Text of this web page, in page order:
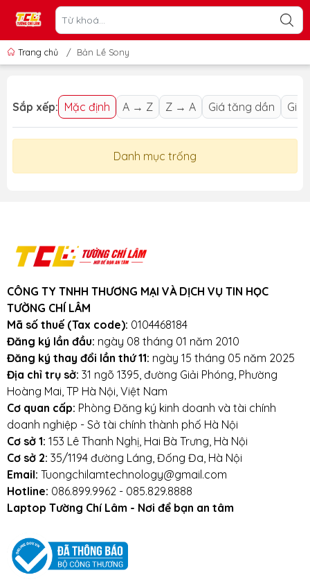
Trang chủ / Bản Lề Sony
Sắp xếp: Mặc định A → Z Z → A Giá tăng dần Giá
Danh mục trống
CÔNG TY TNHH THƯƠNG MẠI VÀ DỊCH VỤ TIN HỌC
TƯỜNG CHÍ LÂM
Mã số thuế (Tax code): 0104468184
Đăng ký lần đầu: ngày 08 tháng 01 năm 2010
Đăng ký thay đổi lần thứ 11: ngày 15 tháng 05 năm 2025
Địa chỉ trụ sở: 31 ngõ 1395, đường Giải Phóng, Phường
Hoàng Mai, TP Hà Nội, Việt Nam
Cơ quan cấp: Phòng Đăng ký kinh doanh và tài chính
doanh nghiệp - Sở tài chính thành phố Hà Nội
Cơ sở 1: 153 Lê Thanh Nghị, Hai Bà Trưng, Hà Nội
Cơ sở 2: 35/1194 đường Láng, Đống Đa, Hà Nội
Email: Tuongchilamtechnology@gmail.com
Hotline: 086.899.9962 - 085.829.8888
Laptop Tường Chí Lâm - Nơi để bạn an tâm